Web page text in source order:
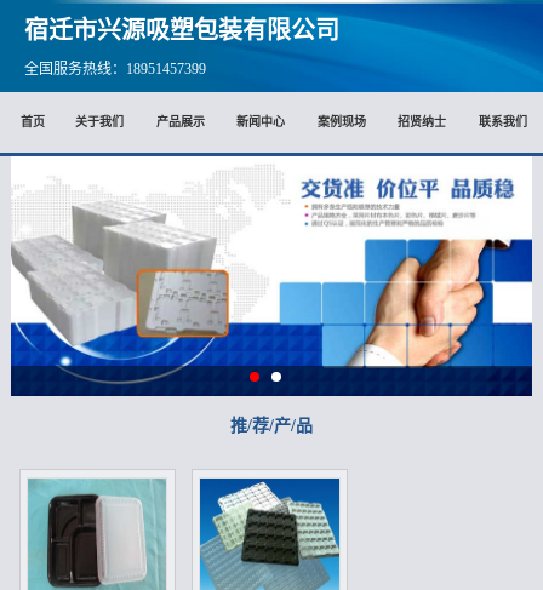
宿迁市兴源吸塑包装有限公司
全国服务热线：18951457399
首页 关于我们 产品展示 新闻中心 案例现场 招贤纳士 联系我们
推/荐/产/品